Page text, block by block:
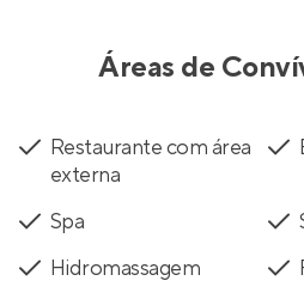
Áreas de
Restaurante com área
externa
Spa
Hidromassagem